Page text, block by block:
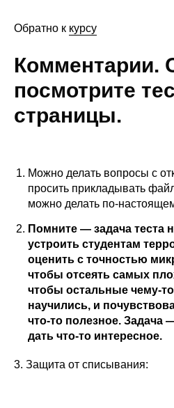
Администрация
Сотрудники
Противодействие
Публикации
Научная жизнь
Издания
Проблемы
О журнале
Обратно к курсу
Комментарии.
посмотрите
страницы.
Можно делать вопросы с
просить прикладывать
можно делать по-
Помните — задача теста
устроить студентам
оценить с точностью
чтобы отсеять самых
чтобы остальные чему-
научились, и
что-то полезное. Задача
дать что-то интересное.
3. Защита от списывания: